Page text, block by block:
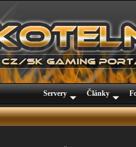
Servery Články